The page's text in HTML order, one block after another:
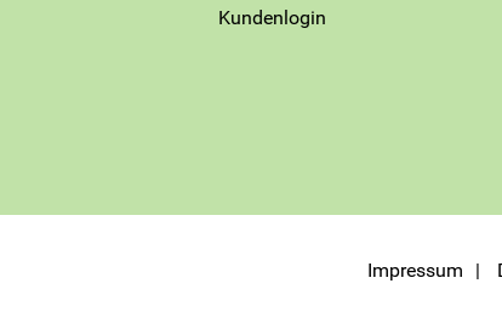
Kundenlogin
Impressum